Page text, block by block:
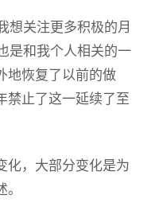
想关注更多积极的月
是和我个人相关的一
地恢复了以前的做
禁止了这一延续了至
化，大部分变化是为